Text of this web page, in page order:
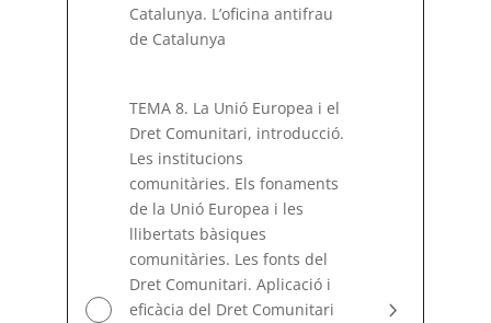
Catalunya. L’oficina antifrau
de Catalunya
TEMA 8. La Unió Europea i el
Dret Comunitari, introducció.
Les institucions
comunitàries. Els fonaments
de la Unió Europea i les
llibertats bàsiques
comunitàries. Les fonts del
Dret Comunitari. Aplicació i
eficàcia del Dret Comunitari